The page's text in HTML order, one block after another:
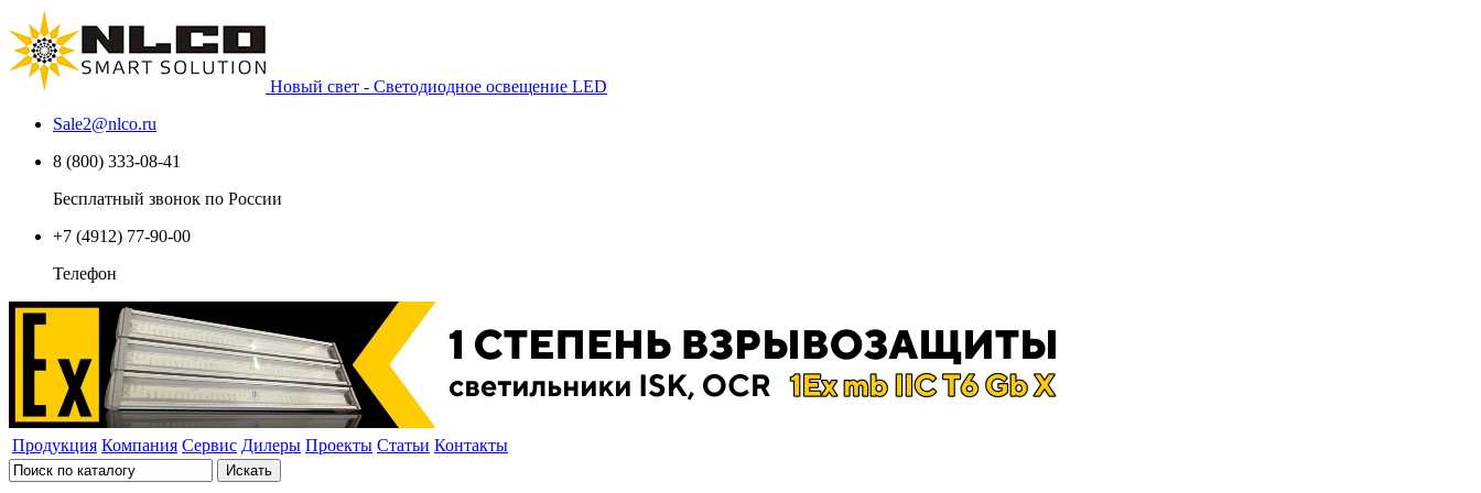
Новый свет - Светодиодное освещение LED
Sale2@nlco.ru
8 (800) 333-08-41
Бесплатный звонок по России
+7 (4912) 77-90-00
Телефон
Продукция Компания Сервис Дилеры Проекты Статьи Контакты